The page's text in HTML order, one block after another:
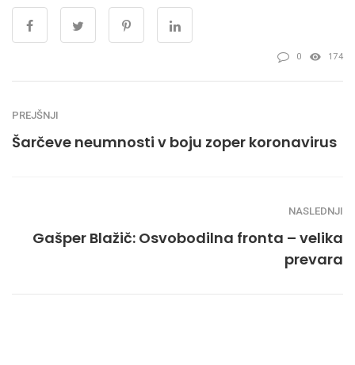
0 174
PREJŠNJI
Šarčeve neumnosti v boju zoper koronavirus
NASLEDNJI
Gašper Blažič: Osvobodilna fronta – velika
prevara